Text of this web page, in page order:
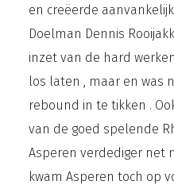
en creëerde
Doelman Dennis
inzet van de hard
los laten , maar en was
rebound in te tikken .
van de goed spelende
Asperen verdediger net
kwam Asperen toch op